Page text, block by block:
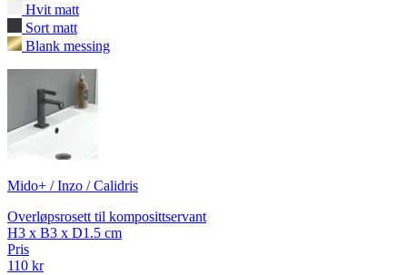
Hvit matt
Sort matt
Blank messing
Mido+ / Inzo / Calidris
Overløpsrosett til komposittservant
H3 x B3 x D1.5 cm
Pris
110 kr